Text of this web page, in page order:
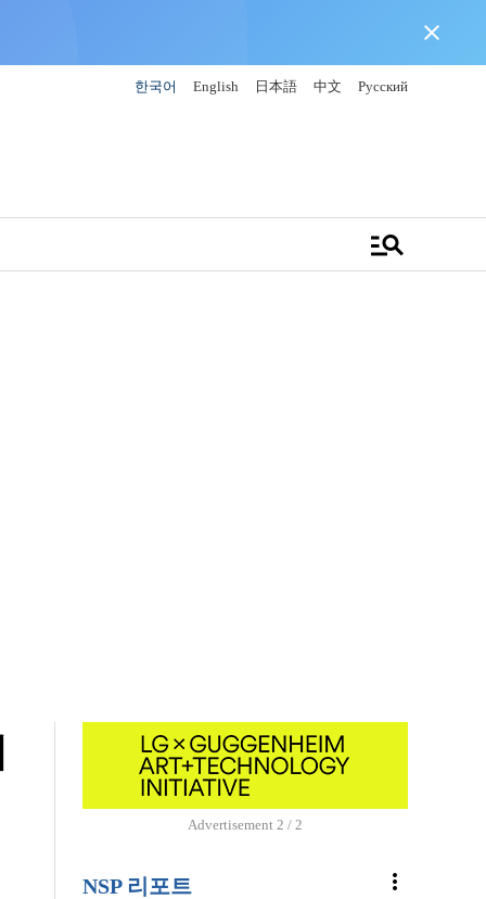
close
한국어 English 日本語 中文 Русский
manage_search
Advertisement 1 / 2
NSP 리포트 more_vert